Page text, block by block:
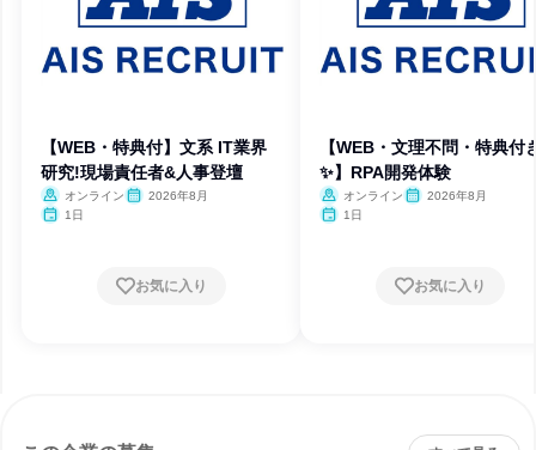
【WEB・特典付】文系 IT業界
研究!現場責任者&人事登壇
オンライン
2026年8月
1日
お気に入り
【WEB・文理不問・特典付
✨】RPA開発体験
オンライン
2026年8月
1日
お気に入り